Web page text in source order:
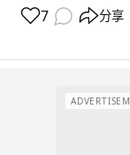
7 分享